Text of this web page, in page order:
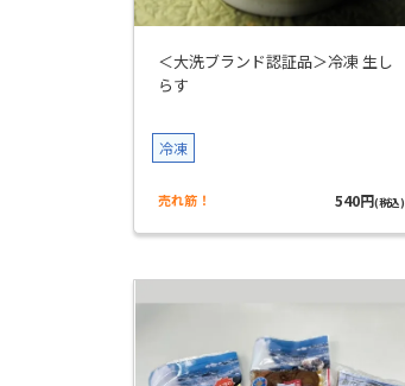
＜大洗ブランド認証品＞冷凍 生し
らす
冷凍
売れ筋！ 540円(税込)